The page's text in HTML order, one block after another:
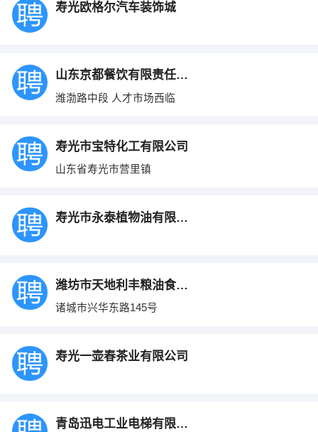
寿光欧格尔汽车装饰城
山东京都餐饮有限责任公司
潍渤路中段 人才市场西临
寿光市宝特化工有限公司
山东省寿光市营里镇
寿光市永泰植物油有限公司
潍坊市天地利丰粮油食品有限公司
诸城市兴华东路145号
寿光一壶春茶业有限公司
青岛迅电工业电梯有限公司